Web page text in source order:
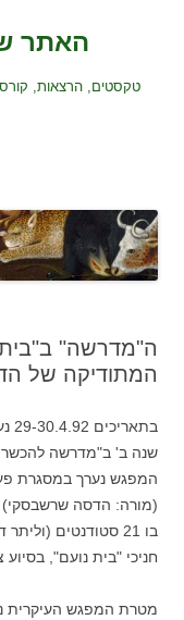
האתר
טקסטים, הרצאות,
ה"מדרשה" ב"בית
המתודיקה של
שנה ב' ב"מדרשה להכשרת
המפגש נערך במסגרת
(מורה: הדסה שרשבסקי)
חניכי "בית נועם", בסיוע
מטרת המפגש העיקרית